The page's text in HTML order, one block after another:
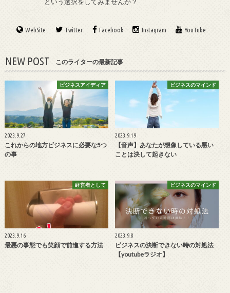
という選択をしてみませんか？
WebSite Twitter Facebook Instagram YouTube
NEW POST このライターの最新記事
ビジネスアイディア
2023.9.27
これからの地方ビジネスに必要な5つ
の事
ビジネスのマインド
2023.9.19
【音声】あなたが想像している悪い
ことは決して起きない
経営者として
2023.9.16
最悪の事態でも笑顔で前進する方法
ビジネスのマインド
2023.9.8
ビジネスの決断できない時の対処法
【youtubeラジオ】